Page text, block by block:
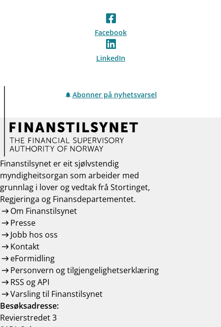
Facebook
LinkedIn
Abonner på nyhetsvarsel
Finanstilsynet er eit sjølvstendig
myndigheitsorgan som arbeider med
grunnlag i lover og vedtak frå Stortinget,
Regjeringa og Finansdepartementet.
Om Finanstilsynet
Presse
Jobb hos oss
Kontakt
eFormidling
Personvern og tilgjengelighetserklæring
RSS og API
Varsling til Finanstilsynet
Besøksadresse:
Revierstredet 3